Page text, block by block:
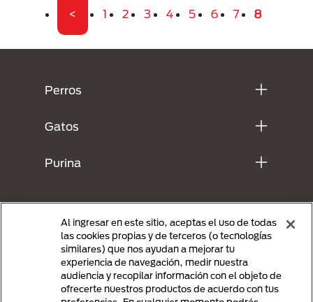
Primera página
< Página
1 Página
2 Página
3 Página
4 Página
5 Página
6 Página
7 Página
8
Perros
Gatos
Purina
Al ingresar en este sitio, aceptas el uso de todas
las cookies propias y de terceros (o tecnologías
similares) que nos ayudan a mejorar tu
experiencia de navegación, medir nuestra
audiencia y recopilar información con el objeto de
ofrecerte nuestros productos de acuerdo con tus